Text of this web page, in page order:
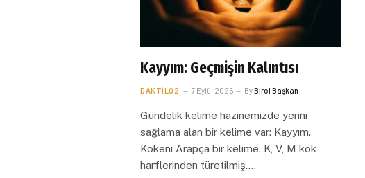
Kayyım: Geçmişin Kalıntısı
DAKTILO2 7 Eylül 2025 ByBirol Başkan
Gündelik kelime hazinemizde yerini
sağlama alan bir kelime var: Kayyım.
Kökeni Arapça bir kelime. K, V, M kök
harflerinden türetilmiş.…